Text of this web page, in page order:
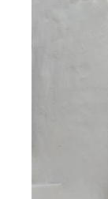
Sets &
Shirts
Shorts